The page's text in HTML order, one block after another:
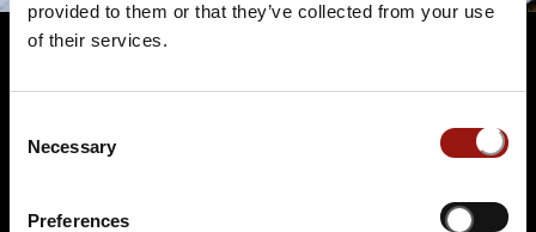
provided to them or that they’ve collected from your use
of their services.
Selection
Necessary
Preferences